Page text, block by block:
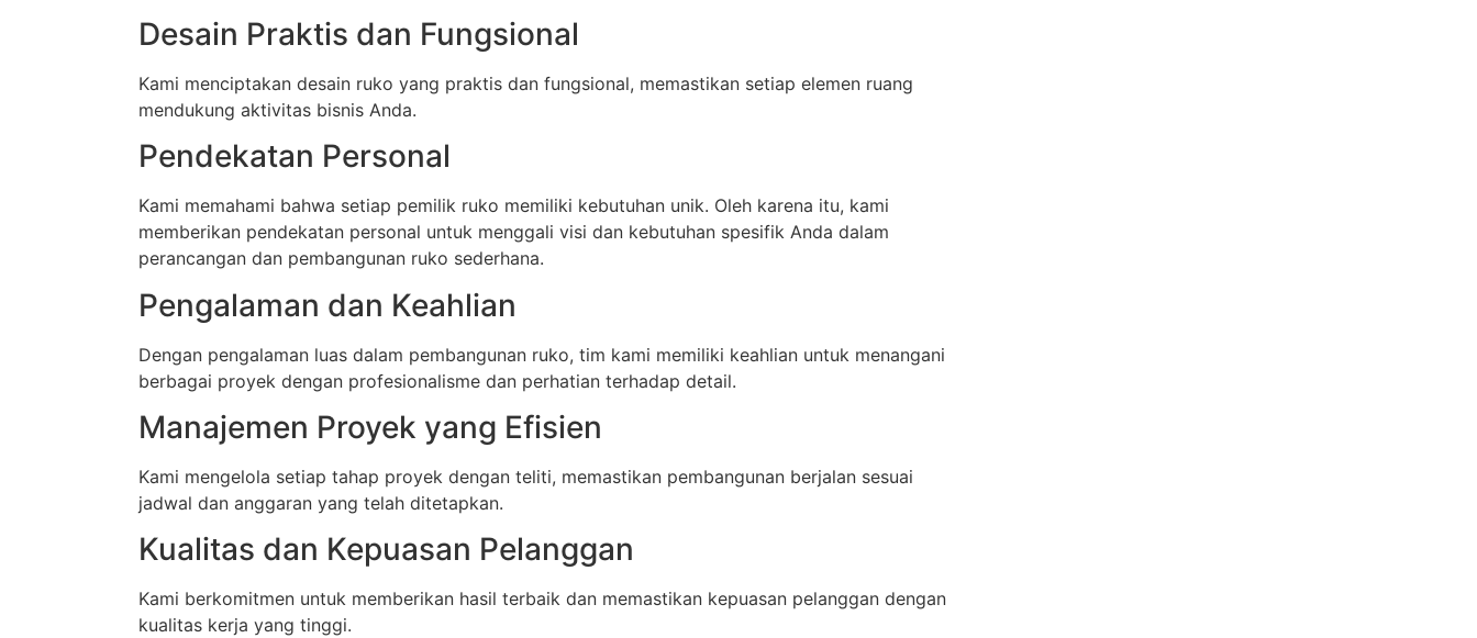
Desain Praktis dan Fungsional
Kami menciptakan desain ruko yang praktis dan fungsional, memastikan setiap elemen ruang
mendukung aktivitas bisnis Anda.
Pendekatan Personal
Kami memahami bahwa setiap pemilik ruko memiliki kebutuhan unik. Oleh karena itu, kami
memberikan pendekatan personal untuk menggali visi dan kebutuhan spesifik Anda dalam
perancangan dan pembangunan ruko sederhana.
Pengalaman dan Keahlian
Dengan pengalaman luas dalam pembangunan ruko, tim kami memiliki keahlian untuk menangani
berbagai proyek dengan profesionalisme dan perhatian terhadap detail.
Manajemen Proyek yang Efisien
Kami mengelola setiap tahap proyek dengan teliti, memastikan pembangunan berjalan sesuai
jadwal dan anggaran yang telah ditetapkan.
Kualitas dan Kepuasan Pelanggan
Kami berkomitmen untuk memberikan hasil terbaik dan memastikan kepuasan pelanggan dengan
kualitas kerja yang tinggi.